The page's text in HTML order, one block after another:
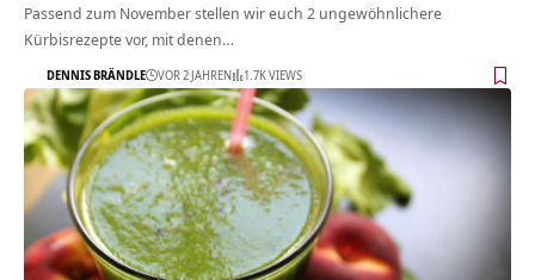
Passend zum November stellen wir euch 2 ungewöhnlichere
Kürbisrezepte vor, mit denen…
DENNIS BRÄNDLE VOR 2 JAHREN 1.7K VIEWS